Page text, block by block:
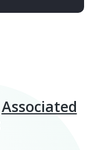
Associated